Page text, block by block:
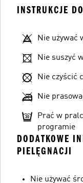
INSTRUKCJE
Nie używać
Nie suszyć
Nie czyścić
Nie
Prać w
programie
DODATKOWE
PIELĘGNACJI
Nie używać